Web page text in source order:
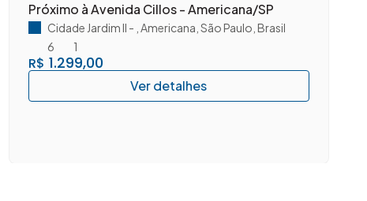
Próximo à Avenida Cillos - Americana/SP
R$ 1.299,00
Cidade Jardim II Americana São Paulo Brasil
6
1